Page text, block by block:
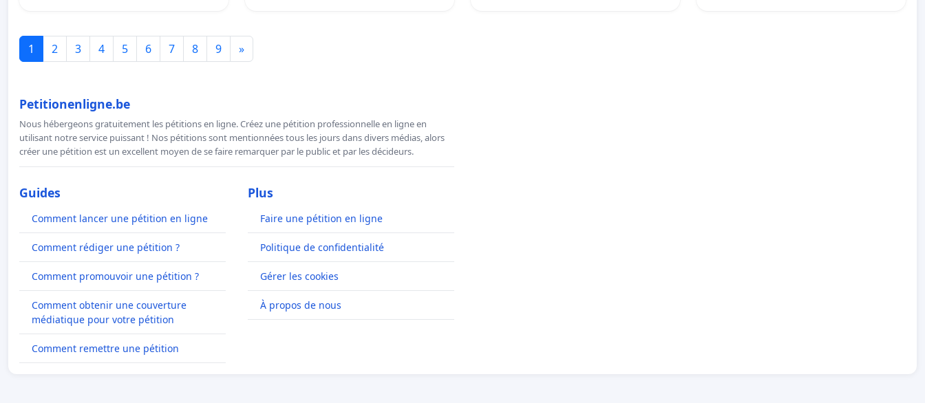
1 2 3 4 5 6 7 8 9 »
Petitionenligne.be
Nous hébergeons gratuitement les pétitions en ligne. Créez une pétition professionnelle en ligne en
utilisant notre service puissant ! Nos pétitions sont mentionnées tous les jours dans divers médias, alors
créer une pétition est un excellent moyen de se faire remarquer par le public et par les décideurs.
Guides
Comment lancer une pétition en ligne
Comment rédiger une pétition ?
Comment promouvoir une pétition ?
Comment obtenir une couverture
médiatique pour votre pétition
Comment remettre une pétition
Plus
Faire une pétition en ligne
Politique de confidentialité
Gérer les cookies
À propos de nous